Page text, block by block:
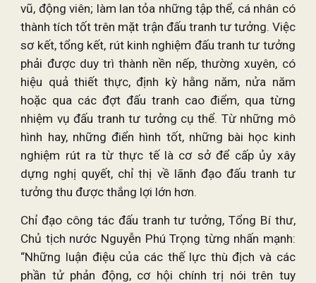
vũ, động viên; làm lan tỏa những tập thể, cá nhân có
thành tích tốt trên mặt trận đấu tranh tư tưởng. Việc
sơ kết, tổng kết, rút kinh nghiệm đấu tranh tư tưởng
phải được duy trì thành nền nếp, thường xuyên, có
hiệu quả thiết thực, định kỳ hằng năm, nửa năm
hoặc qua các đợt đấu tranh cao điểm, qua từng
nhiệm vụ đấu tranh tư tưởng cụ thể. Từ những mô
hình hay, những điển hình tốt, những bài học kinh
nghiệm rút ra từ thực tế là cơ sở để cấp ủy xây
dựng nghị quyết, chỉ thị về lãnh đạo đấu tranh tư
tưởng thu được thắng lợi lớn hơn.
Chỉ đạo công tác đấu tranh tư tưởng, Tổng Bí thư,
Chủ tịch nước Nguyễn Phú Trọng từng nhấn mạnh:
“Những luận điệu của các thế lực thù địch và các
phần tử phản động, cơ hội chính trị nói trên tuy